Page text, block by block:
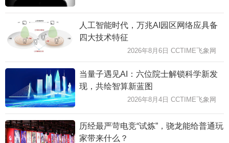
人工智能时代，万兆AI园区网络应具备
四大技术特征
2026年8月6日 CCTIME飞象网
当量子遇见AI：六位院士解锁科学新发
现，共绘智算新蓝图
2026年8月4日 CCTIME飞象网
历经最严苛电竞“试炼”，骁龙能给普通玩
家带来什么？